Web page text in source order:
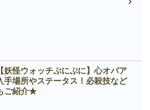
【妖怪ウォッチぷにぷに】心オバア
手場所やステータス！必殺技など
ご紹介★